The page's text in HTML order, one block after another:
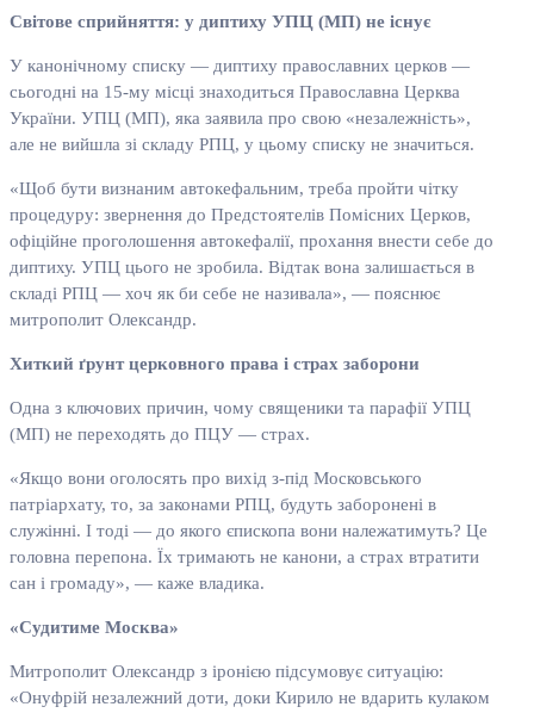
Світове сприйняття: у диптиху УПЦ (МП) не існує
У канонічному списку — диптиху православних церков —
сьогодні на 15-му місці знаходиться Православна Церква
України. УПЦ (МП), яка заявила про свою «незалежність»,
але не вийшла зі складу РПЦ, у цьому списку не значиться.
«Щоб бути визнаним автокефальним, треба пройти чітку
процедуру: звернення до Предстоятелів Помісних Церков,
офіційне проголошення автокефалії, прохання внести себе до
диптиху. УПЦ цього не зробила. Відтак вона залишається в
складі РПЦ — хоч як би себе не називала», — пояснює
митрополит Олександр.
Хиткий ґрунт церковного права і страх заборони
Одна з ключових причин, чому священики та парафії УПЦ
(МП) не переходять до ПЦУ — страх.
«Якщо вони оголосять про вихід з-під Московського
патріархату, то, за законами РПЦ, будуть заборонені в
служінні. І тоді — до якого єпископа вони належатимуть? Це
головна перепона. Їх тримають не канони, а страх втратити
сан і громаду», — каже владика.
«Судитиме Москва»
Митрополит Олександр з іронією підсумовує ситуацію:
«Онуфрій незалежний доти, доки Кирило не вдарить кулаком